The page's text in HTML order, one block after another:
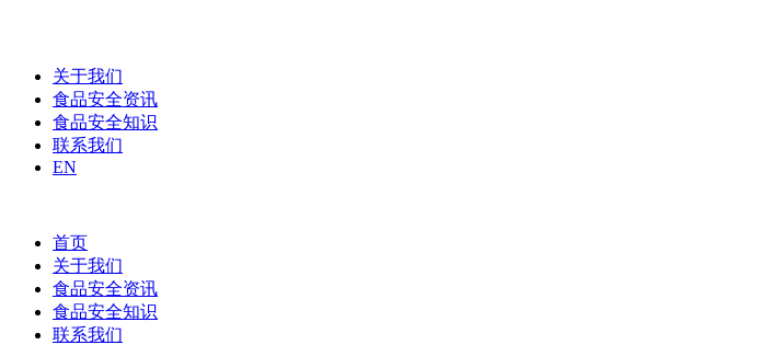
关于我们
食品安全资讯
食品安全知识
联系我们
EN
首页
关于我们
食品安全资讯
食品安全知识
联系我们